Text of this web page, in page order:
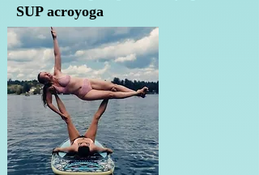
SUP acroyoga